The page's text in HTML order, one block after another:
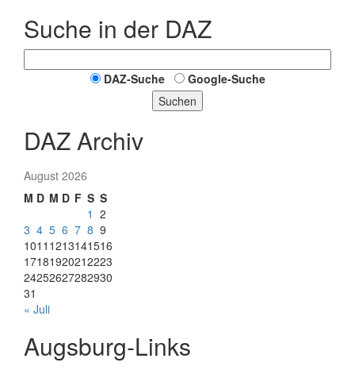
Suche in der DAZ
DAZ-Suche
Google-Suche
Suchen
DAZ Archiv
August 2026
M D M D F S S
1 2
3 4 5 6 7 8 9
1011 1213141516
17181920212223
24252627282930
31
« Juli
Augsburg-Links